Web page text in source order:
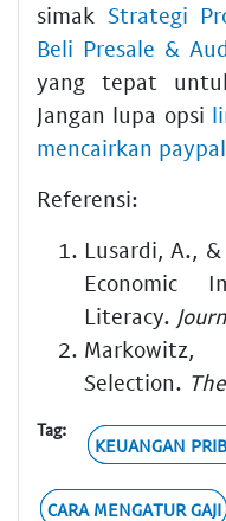
simak Strategi
Beli Presale &
yang tepat
Jangan lupa opsi
mencairkan paypal
Referensi:
Lusardi, A.,
Economic
Literacy.
Selection.
Tag:
KEUANGAN
CARA MENGATUR GAJI